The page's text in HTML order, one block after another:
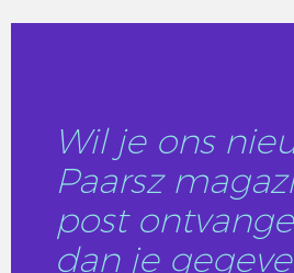
Wil je ons
Paarsz
post
dan je